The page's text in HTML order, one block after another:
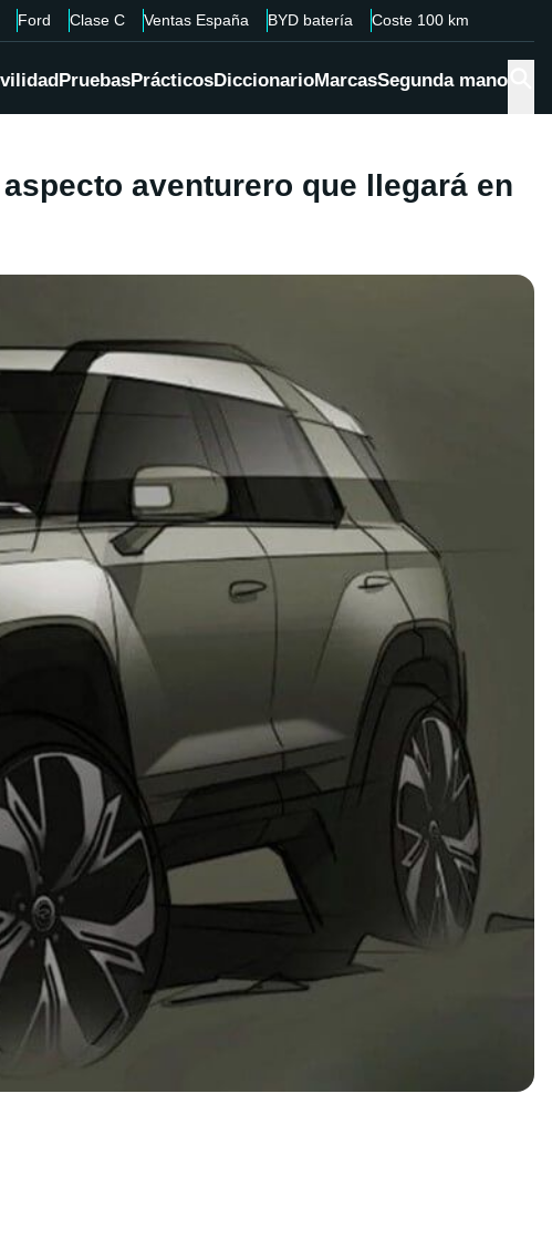
Ford Clase C Ventas España BYD batería Coste 100 km
PruebasPrácticosDiccionarioMarcasSegunda mano
aventurero que llegará en